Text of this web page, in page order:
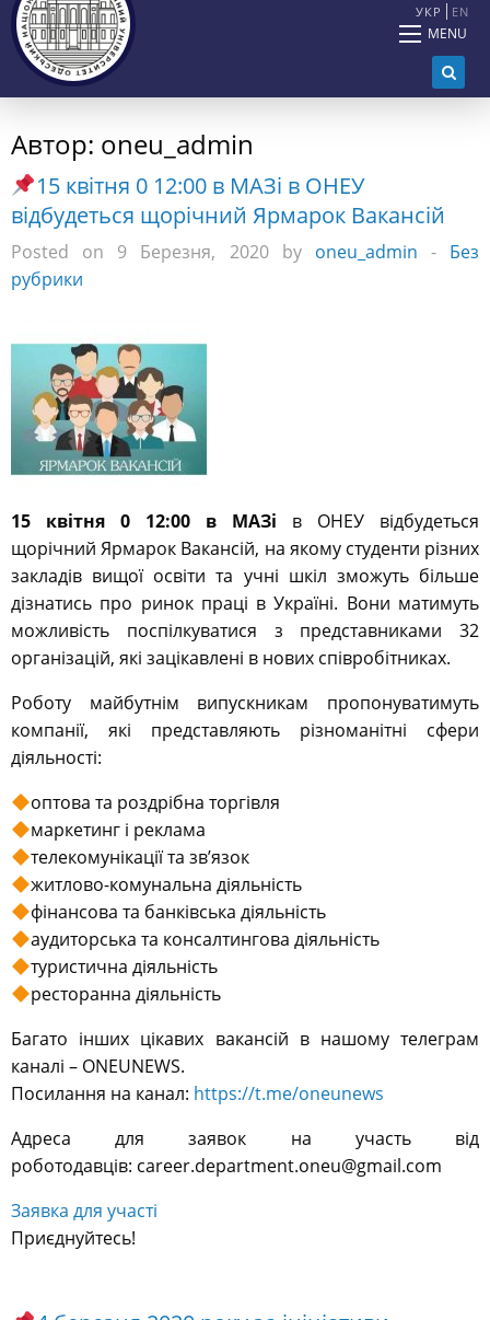
УКР EN
MENU
Автор: oneu_admin
15 квітня 0 12:00 в МАЗі в ОНЕУ
відбудеться щорічний Ярмарок Вакансій
Posted on 9 Березня, 2020 by oneu_admin - Без
рубрики
15 квітня 0 12:00 в МАЗі в ОНЕУ відбудеться
щорічний Ярмарок Вакансій, на якому студенти різних
закладів вищої освіти та учні шкіл зможуть більше
дізнатись про ринок праці в Україні. Вони матимуть
можливість поспілкуватися з представниками 32
організацій, які зацікавлені в нових співробітниках.
Роботу майбутнім випускникам пропонуватимуть
компанії, які представляють різноманітні сфери
діяльності:
оптова та роздрібна торгівля
маркетинг і реклама
телекомунікації та зв’язок
житлово-комунальна діяльність
фінансова та банківська діяльність
аудиторська та консалтингова діяльність
туристична діяльність
ресторанна діяльність
Багато інших цікавих вакансій в нашому телеграм
каналі – ONEUNEWS.
Посилання на канал: https://t.me/oneunews
Адреса для заявок на участь від
роботодавців: career.department.oneu@gmail.com
Заявка для участі
Приєднуйтесь!